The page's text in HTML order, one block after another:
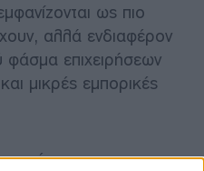
ως πιο
αλλά ενδιαφέρον
επιχειρήσεων
μικρές εμπορικές